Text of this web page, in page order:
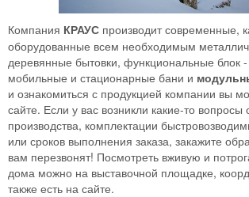
Компания КРАУС производит современные,
оборудованные всем необходимым
деревянные бытовки, функциональные блок
мобильные и стационарные бани и
и ознакомиться с продукцией компании вы
сайте. Если у вас возникли какие-то вопросы
производства, комплектации
или сроков выполнения заказа, закажите
вам перезвонят! Посмотреть вживую и
дома можно на выставочной площадке,
также есть на сайте.